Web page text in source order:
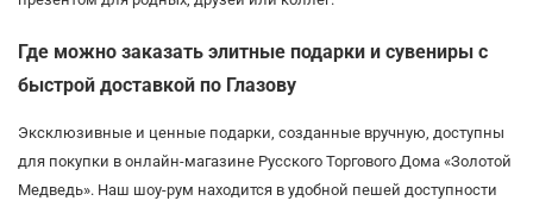
Где можно заказать элитные подарки и сувениры с
быстрой доставкой по Глазову
Эксклюзивные и ценные подарки, созданные вручную, доступны
для покупки в онлайн-магазине Русского Торгового Дома «Золотой
Медведь». Наш шоу-рум находится в удобной пешей доступности